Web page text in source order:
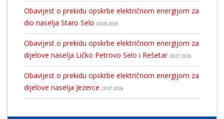
Obavijest o prekidu opskrbe električnom energijom za
dio naselja Staro Selo 03.08.2026
Obavijest o prekidu opskrbe električnom energijom za
dijelove naselja Ličko Petrovo Selo i Rešetar 28.07.2026
Obavijest o prekidu opskrbe električnom energijom za
dijelove naselja Jezerce 28.07.2026